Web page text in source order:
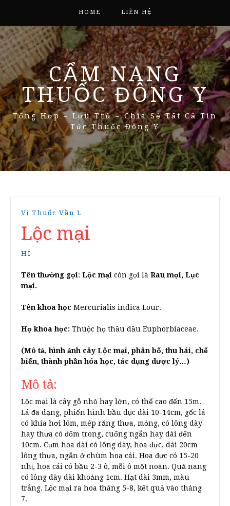
HOME LIÊN HỆ
CẨM NANG
THUỐC ĐÔNG Y
Tổng Hợp – Lưu Trữ – Chia Sẻ Tất Cả Tin
Tức Thuốc Đông Y
Vị Thuốc Vần L
Lộc mại
HÍ
Tên thường gọi: Lộc mại còn gọi là Rau mọi, Lục
mại.
Tên khoa học Mercurialis indica Lour.
Họ khoa học: Thuộc họ thầu dầu Euphorbiaceae.
(Mô tả, hình ảnh cây Lộc mại, phân bố, thu hái, chế
biến, thành phần hóa học, tác dụng dược lý…)
Mô tả:
Lộc mại là cây gỗ nhỏ hay lớn, có thể cao đến 15m.
Lá đa dạng, phiến hình bầu dục dài 10-14cm, gốc lá
có khía hơi lõm, mép răng thưa, mỏng, có lông dày
hay thưa có đốm trong, cuống ngắn hay dài đến
10cm. Cụm hoa dài có lông dày, hoa đực, dài 20cm
lông thưa, ngắn ở chùm hoa cái. Hoa đực có 15-20
nhị, hoa cái có bầu 2-3 ô, mỗi ô một noãn. Quả nang
có lông dày dài khoảng 1cm. Hạt dài 3mm, màu
trắng. Lộc mại ra hoa tháng 5-8, kết quả vào tháng
7.